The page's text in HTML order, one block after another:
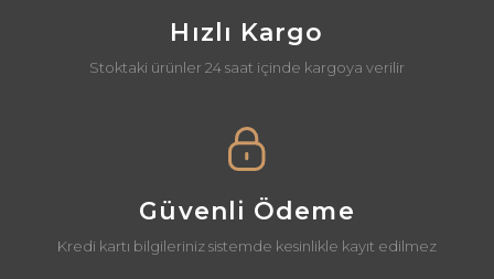
Hızlı Kargo
Stoktaki ürünler 24 saat içinde kargoya verilir
Güvenli Ödeme
Kredi kartı bilgileriniz sistemde kesinlikle kayıt edilmez